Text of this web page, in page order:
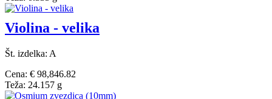
Violina - velika
Št. izdelka: A
Cena: € 98,846.82
Teža: 24.157 g